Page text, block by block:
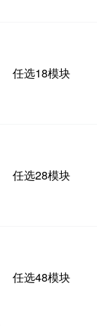
任选18模块
任选28模块
任选48模块